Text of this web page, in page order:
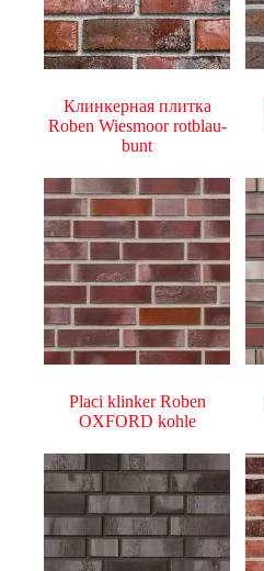
Клинкерная плитка
Roben Wiesmoor rotblau-
bunt
Placi klinker Roben
OXFORD kohle